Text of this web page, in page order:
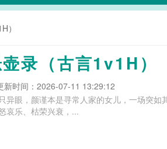
）
录（古言1v1H）
新时间：2026-07-11 13:29:12
异眼，颜谨本是寻常人家的女儿，一场突
哀乐、枯荣兴衰，...